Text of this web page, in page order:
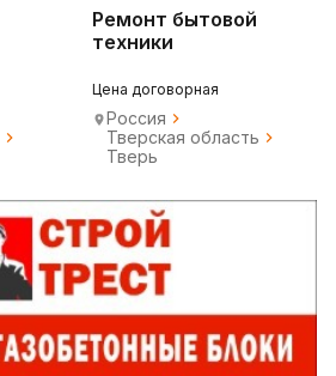
Ремонт бытовой
техники
Цена договорная
Россия
Тверская область
Тверь